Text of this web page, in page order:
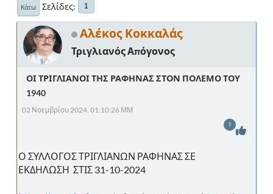
Κάτω Σελίδες 1
Αλέκος Κοκκαλάς
Τριγλιανός Απόγονος
ΟΙ ΤΡΙΓΛΙΑΝΟΙ ΤΗΣ ΡΑΦΗΝΑΣ ΣΤΟΝ ΠΟΛΕΜΟ ΤΟΥ
1940
02 Νοεμβρίου 2024, 01:10:26 ΜΜ
Ο ΣΥΛΛΟΓΟΣ ΤΡΙΓΛΙΑΝΩΝ ΡΑΦΗΝΑΣ ΣΕ
ΕΚΔΗΛΩΣΗ ΣΤΙΣ 31-10-2024
1